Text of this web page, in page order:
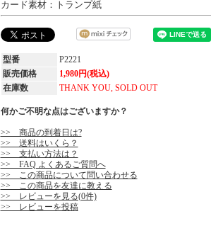
カード素材：トランプ紙
型番
P2221
販売価格
1,980円(税込)
在庫数
THANK YOU, SOLD OUT
何かご不明な点はございますか？
>> 商品の到着日は?
>> 送料はいくら？
>> 支払い方法は？
>> FAQ よくあるご質問へ
>> この商品について問い合わせる
>> この商品を友達に教える
>> レビューを見る(0件)
>> レビューを投稿